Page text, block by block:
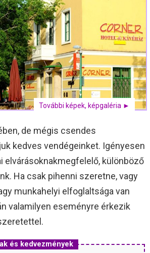
További képek, képgaléria ►
de mégis csendes
kedves vendégeinket. Igényesen
elvárásoknakmegfelelő, különböző
Ha csak pihenni szeretne, vagy
munkahelyi elfoglaltsága van
valamilyen eseményre érkezik
és kedvezmények